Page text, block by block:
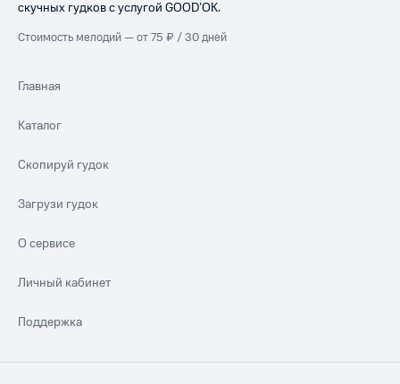
скучных гудков с услугой GOOD’OK.
Стоимость мелодий — от 75 ₽ / 30 дней
Главная
Каталог
Скопируй гудок
Загрузи гудок
О сервисе
Личный кабинет
Поддержка